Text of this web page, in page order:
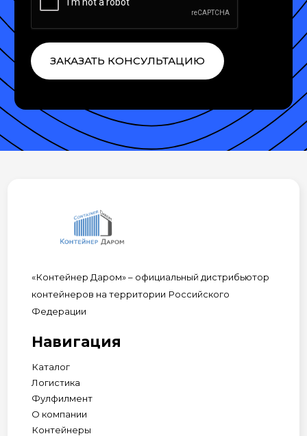
ЗАКАЗАТЬ КОНСУЛЬТАЦИЮ
«Контейнер Даром» – официальный дистрибьютор
контейнеров на территории Российского
Федерации
Навигация
Каталог
Логистика
Фулфилмент
О компании
Контейнеры